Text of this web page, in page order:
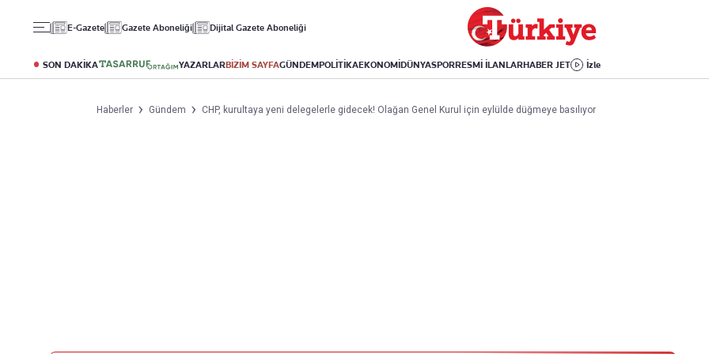
E-Gazete Gazete Aboneliği Dijital Gazete Aboneliği
SON DAKİKA YAZARLARBİZİM SAYFAGÜNDEMPOLİTİKAEKONOMİDÜNYASPORRESMİ İLANLARHABER JET İzle
Altın
Döviz
Kripto Para
Puan Durumu
Fikstür
Avrupa Ligi
Avrupa
Amerika
İsrail-Gazze
Yaşam
Sağlık
Yemek
Aktüel
Kitap
Haberler Gündem CHP, kurultaya yeni delegelerle gidecek! Olağan Genel Kurul için eylülde düğmeye basılıyor